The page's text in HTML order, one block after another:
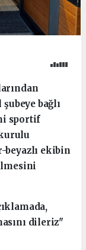
bağlı
sportif
beyazlı ekibin
dileriz"